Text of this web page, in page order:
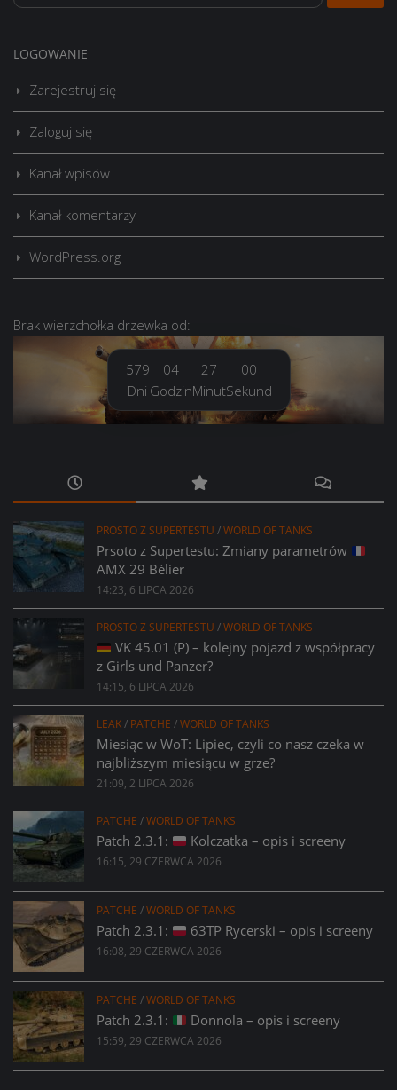
LOGOWANIE
Zarejestruj się
Zaloguj się
Kanał wpisów
Kanał komentarzy
WordPress.org
Brak wierzchołka drzewka od:
579
Dni
04
Godzin
27
Minut
01
Sekund
PROSTO Z SUPERTESTU /WORLD OF TANKS
Prsoto z Supertestu: Zmiany parametrów
AMX 29 Bélier
14:23, 6 LIPCA 2026
PROSTO Z SUPERTESTU /WORLD OF TANKS
VK 45.01 (P) – kolejny pojazd z współpracy
z Girls und Panzer?
14:15, 6 LIPCA 2026
LEAK/ PATCHE /WORLD OF TANKS
Miesiąc w WoT: Lipiec, czyli co nasz czeka w
najbliższym miesiącu w grze?
21:09, 2 LIPCA 2026
PATCHE /WORLD OF TANKS
Patch 2.3.1: Kolczatka – opis i screeny
16:15, 29 CZERWCA 2026
PATCHE /WORLD OF TANKS
Patch 2.3.1: 63TP Rycerski – opis i screeny
16:08, 29 CZERWCA 2026
PATCHE /WORLD OF TANKS
Patch 2.3.1: Donnola – opis i screeny
15:59, 29 CZERWCA 2026